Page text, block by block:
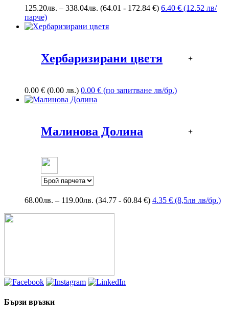
125.20лв. – 338.04лв. Price
125.20лв.
(64.01 - 172.84 €) 6.40 € (12.52 лв/
парче)
Хербаризирани цветя +
0.00 € (0.00 лв.) 0.00 € (по запитване лв/бр.)
Малинова Долина +
68.00лв. – 119.00лв. Price
(34.77 - 60.84 €) 4.35 € (8,5лв лв/бр.)
Бързи връзки